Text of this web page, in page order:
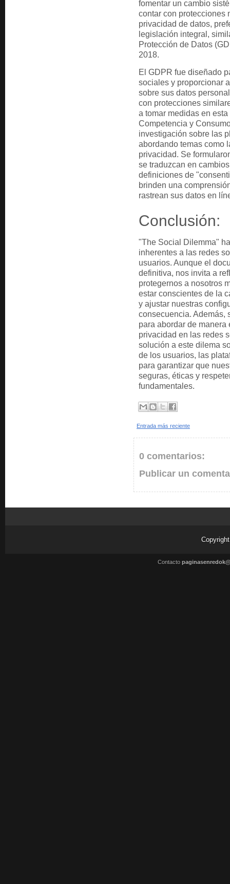
fomentar un cambio
contar con protecciones
privacidad de datos,
legislación integral,
Protección de Datos
2018.
El GDPR fue diseñado
sociales y proporcionar
sobre sus datos
con protecciones
a tomar medidas en
Competencia y
investigación sobre las
abordando temas como
privacidad. Se
se traduzcan en
definiciones de
brinden una
rastrean sus datos en
Conclusión:
"The Social Dilemma"
inherentes a las redes
usuarios. Aunque el
definitiva, nos invita a
protegernos a nosotros
estar conscientes de la
y ajustar nuestras
consecuencia. Además,
para abordar de
privacidad en las redes
solución a este dilema
de los usuarios, las
para garantizar que
seguras, éticas y
fundamentales.
Entrada más reciente
0 comentarios:
Publicar un
Contacto